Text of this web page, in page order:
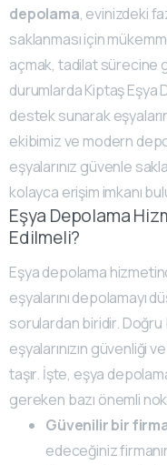
depolama, evinizdeki
saklanması için
açmak, tadilat sürecine
durumlarda Kiptaş
destek sunarak
ekibimiz ve modern
eşyalarınız güvenle
kolayca erişim imkanı
Eşya Depolama
Edilmeli?
Eşya depolama
eşyalarını depolamayı
sorulardan biridir.
eşyalarınızın güvenliği
taşır. İşte, eşya
gereken bazı önemli
Güvenilir bir
edeceğiniz